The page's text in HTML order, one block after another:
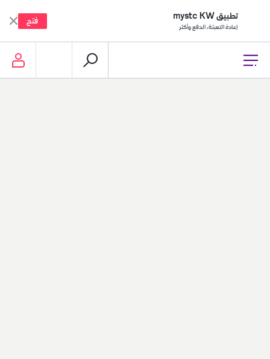
تطبيق mystc KW
إعادة التعبئة، الدفع وأكثر
فتح